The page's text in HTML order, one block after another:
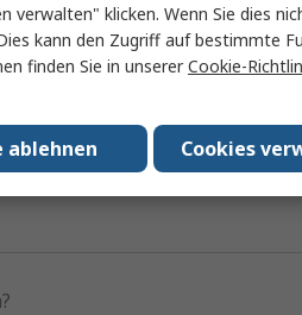
einer Rechnungskopie’.
senden möchten, können
eingeben. Eine E-Mail
Datei angehängten
verwalten" klicken. Wenn Sie dies
kann den Zugriff auf bestimmte
finden Sie in unsererCookie-
Cookies
ablehnen